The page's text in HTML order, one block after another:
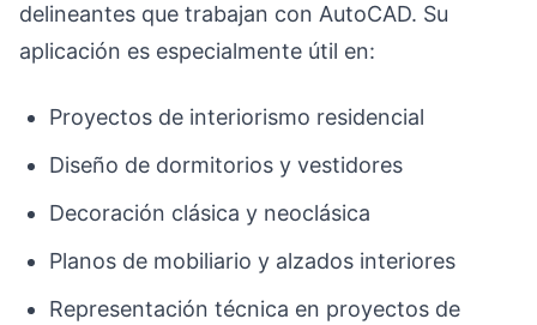
delineantes que trabajan con AutoCAD. Su
aplicación es especialmente útil en:
Proyectos de interiorismo residencial
Diseño de dormitorios y vestidores
Decoración clásica y neoclásica
Planos de mobiliario y alzados interiores
Representación técnica en proyectos de